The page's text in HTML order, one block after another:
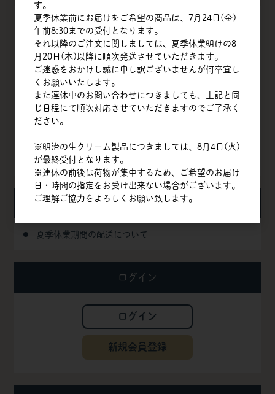
TOP
会社概要
商品一覧
クイックオーダー
お問い合わせ
お知らせ
夏季休業期間の配送について
ログイン
ログイン
新規会員登録
す。
夏季休業前にお届けをご希望の商品は、7月24日(金)
午前8:30までの受付となります。
それ以降のご注文に関しましては、夏季休業明けの8
月20日(木)以降に順次発送させていただきます。
ご迷惑をおかけし誠に申し訳ございませんが何卒宜し
くお願いいたします。
また連休中のお問い合わせにつきましても、上記と同
じ日程にて順次対応させていただきますのでご了承く
ださい。
※明治の生クリーム製品につきましては、8月4日(火)
が最終受付となります。
※連休の前後は荷物が集中するため、ご希望のお届け
日・時間の指定をお受け出来ない場合がございます。
ご理解ご協力をよろしくお願い致します。